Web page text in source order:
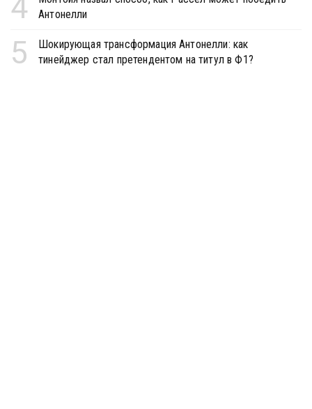
4
Антонелли
5
Шокирующая трансформация Антонелли: как
тинейджер стал претендентом на титул в Ф1?